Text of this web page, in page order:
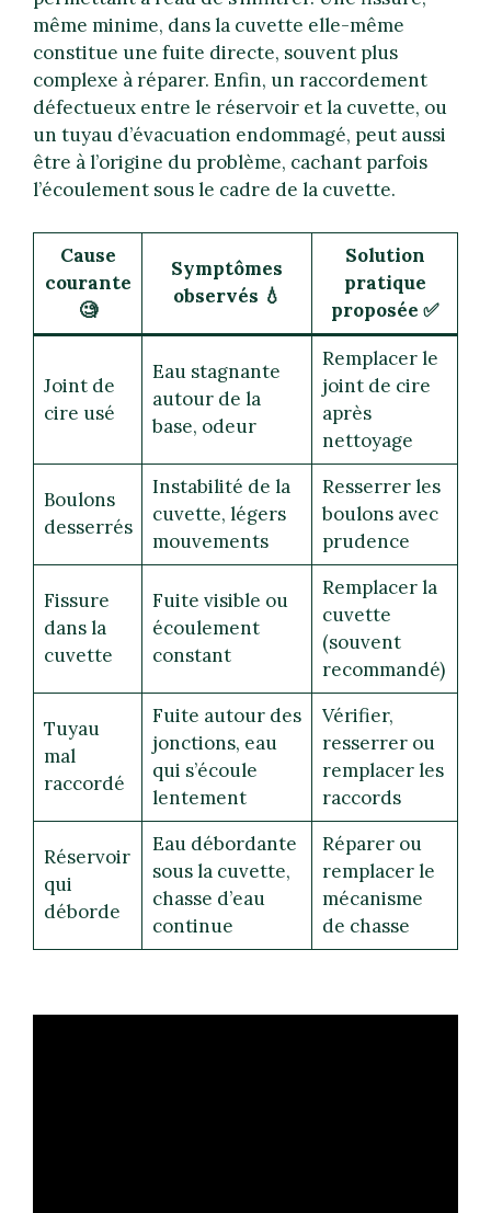
même minime, dans la cuvette elle-même
constitue une fuite directe, souvent plus
complexe à réparer. Enfin, un raccordement
défectueux entre le réservoir et la cuvette, ou
un tuyau d’évacuation endommagé, peut aussi
être à l’origine du problème, cachant parfois
l’écoulement sous le cadre de la cuvette.
Cause
courante
🧐
Symptômes
observés 💧
Solution
pratique
proposée ✅
Joint de
cire usé
Eau stagnante
autour de la
base, odeur
Remplacer le
joint de cire
après
nettoyage
Boulons
desserrés
Instabilité de la
cuvette, légers
mouvements
Resserrer les
boulons avec
prudence
Fissure
dans la
cuvette
Fuite visible ou
écoulement
constant
Remplacer la
cuvette
(souvent
recommandé)
Tuyau
mal
raccordé
Fuite autour des
jonctions, eau
qui s’écoule
lentement
Vérifier,
resserrer ou
remplacer les
raccords
Réservoir
qui
déborde
Eau débordante
sous la cuvette,
chasse d’eau
continue
Réparer ou
remplacer le
mécanisme
de chasse